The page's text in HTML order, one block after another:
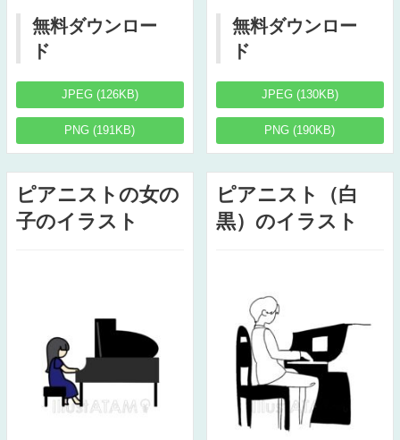
無料ダウンロー
ド
JPEG (126KB)
PNG (191KB)
無料ダウンロー
ド
JPEG (130KB)
PNG (190KB)
ピアニストの女の
子のイラスト
ピアニスト（白
黒）のイラスト